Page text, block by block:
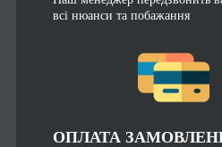
всі нюанси та побажання
ОПЛАТА